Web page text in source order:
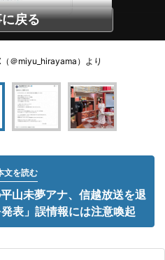
戻る
＠miyu_hirayama）より
文を読む
山未夢アナ、信越放送を退
表」誤情報には注意喚起